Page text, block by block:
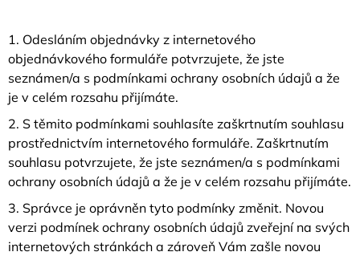
1. Odesláním objednávky z internetového
objednávkového formuláře potvrzujete, že jste
seznámen/a s podmínkami ochrany osobních údajů a že
je v celém rozsahu přijímáte.
2. S těmito podmínkami souhlasíte zaškrtnutím souhlasu
prostřednictvím internetového formuláře. Zaškrtnutím
souhlasu potvrzujete, že jste seznámen/a s podmínkami
ochrany osobních údajů a že je v celém rozsahu přijímáte.
3. Správce je oprávněn tyto podmínky změnit. Novou
verzi podmínek ochrany osobních údajů zveřejní na svých
internetových stránkách a zároveň Vám zašle novou